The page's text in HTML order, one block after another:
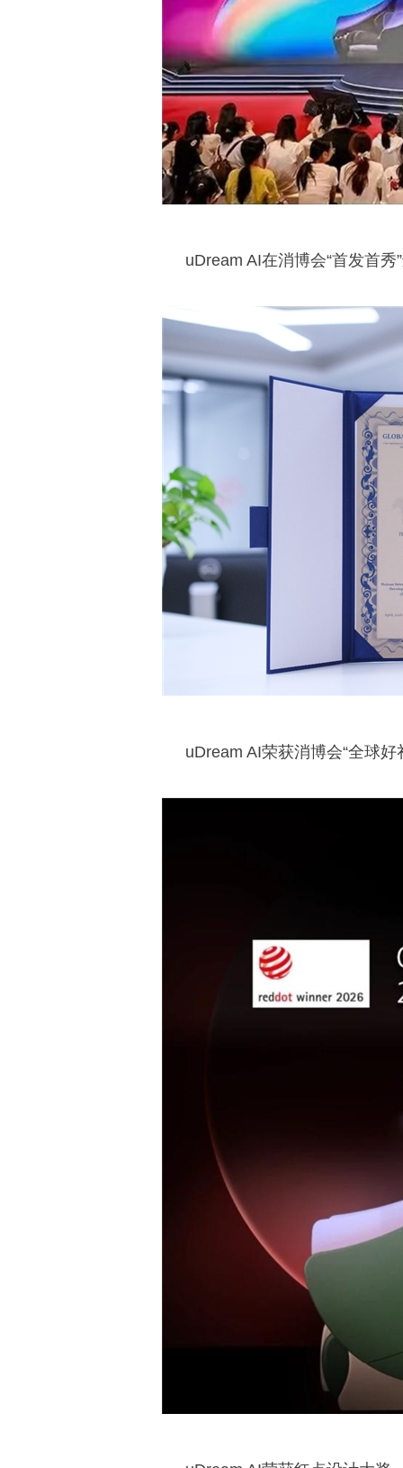
uDream AI在消博会“首发首秀
uDream AI荣获消博会“全球好